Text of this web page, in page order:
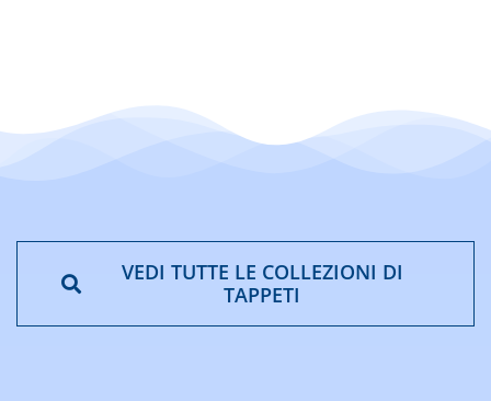
VEDI TUTTE LE COLLEZIONI DI
TAPPETI